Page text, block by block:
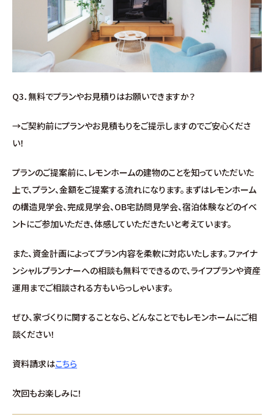
Q3．無料でプランやお見積りはお願いできますか？
→ご契約前にプランやお見積もりをご提示しますのでご安心くださ
い！
プランのご提案前に、レモンホームの建物のことを知っていただいた
上で、プラン、金額をご提案する流れになります。まずはレモンホーム
の構造見学会、完成見学会、OB宅訪問見学会、宿泊体験などのイベ
ントにご参加いただき、体感していただきたいと考えています。
また、資金計画によってプラン内容を柔軟に対応いたします。ファイナ
ンシャルプランナーへの相談も無料でできるので、ライフプランや資産
運用までご相談される方もいらっしゃいます。
ぜひ、家づくりに関することなら、どんなことでもレモンホームにご相
談ください！
資料請求はこちら
次回もお楽しみに！